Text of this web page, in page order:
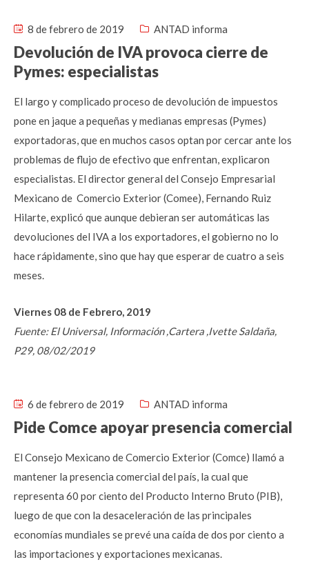
8 de febrero de 2019 ANTAD informa
Devolución de IVA provoca cierre de
Pymes: especialistas
El largo y complicado proceso de devolución de impuestos
pone en jaque a pequeñas y medianas empresas (Pymes)
exportadoras, que en muchos casos optan por cercar ante los
problemas de flujo de efectivo que enfrentan, explicaron
especialistas. El director general del Consejo Empresarial
Mexicano de Comercio Exterior (Comee), Fernando Ruiz
Hilarte, explicó que aunque debieran ser automáticas las
devoluciones del IVA a los exportadores, el gobierno no lo
hace rápidamente, sino que hay que esperar de cuatro a seis
meses.
Viernes 08 de Febrero, 2019
Fuente: El Universal, Información ,Cartera ,Ivette Saldaña,
P29, 08/02/2019
6 de febrero de 2019 ANTAD informa
Pide Comce apoyar presencia comercial
El Consejo Mexicano de Comercio Exterior (Comce) llamó a
mantener la presencia comercial del país, la cual que
representa 60 por ciento del Producto Interno Bruto (PIB),
luego de que con la desaceleración de las principales
economías mundiales se prevé una caída de dos por ciento a
las importaciones y exportaciones mexicanas.